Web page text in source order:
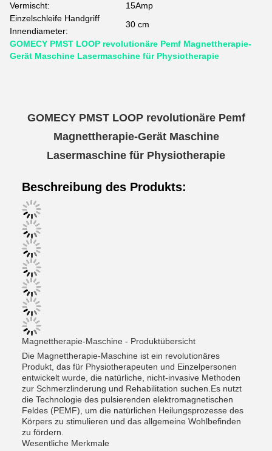
Vermischt:
15Amp
Einzelschleife Handgriff
Innendiameter:
30 cm
GOMECY PMST LOOP revolutionäre Pemf Magnettherapie-
Gerät Maschine Lasermaschine für Physiotherapie
GOMECY PMST LOOP revolutionäre Pemf
Magnettherapie-Gerät Maschine
Lasermaschine für Physiotherapie
Beschreibung des Produkts:
Magnettherapie-Maschine - Produktübersicht
Die Magnettherapie-Maschine ist ein revolutionäres
Produkt, das für Physiotherapeuten und Einzelpersonen
entwickelt wurde, die natürliche, nicht-invasive Methoden
zur Schmerzlinderung und Rehabilitation suchen.Es nutzt
die Technologie des pulsierenden elektromagnetischen
Feldes (PEMF), um die natürlichen Heilungsprozesse des
Körpers zu stimulieren und das allgemeine Wohlbefinden
zu fördern.
Wesentliche Merkmale